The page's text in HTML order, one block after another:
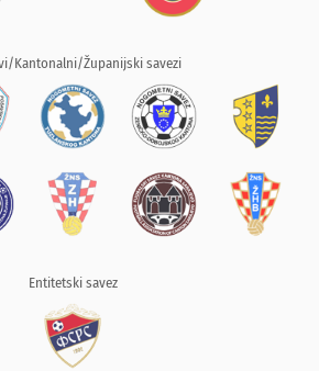
Kantonalni/Županijski savezi
Entitetski savez